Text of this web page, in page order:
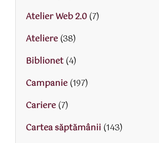
Atelier Web 2.0(7)
Ateliere(38)
Biblionet(4)
Campanie(197)
Cariere(7)
Cartea săptămânii (143)